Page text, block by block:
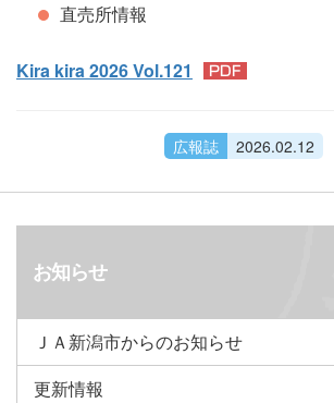
直売所情報
Kira kira 2026 Vol.121
広報誌 2026.02.12
お知らせ
ＪＡ新潟市からのお知らせ
更新情報